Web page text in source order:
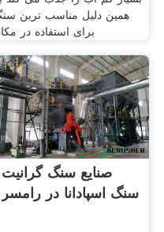
همین دلیل مناسب ترین
برای استفاده در
صنایع سنگ گرانیت
سنگ اسپادانا در رامسر